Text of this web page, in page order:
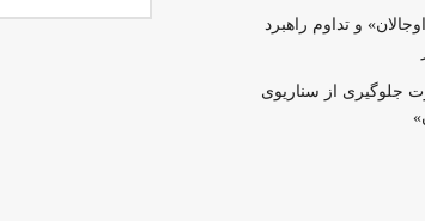
و تداوم راهبرد
جلوگیری از سناریوی